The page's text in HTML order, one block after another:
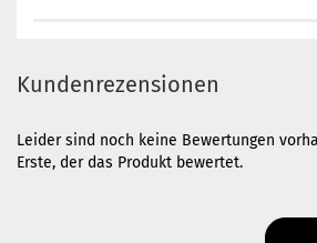
Kundenrezensionen
Leider sind noch keine Bewertungen
Erste, der das Produkt bewertet.